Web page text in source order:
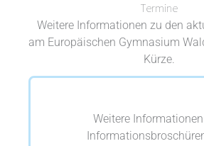
Termine
Weitere Informationen zu den
am Europäischen Gymnasium
Kürze.
Weitere